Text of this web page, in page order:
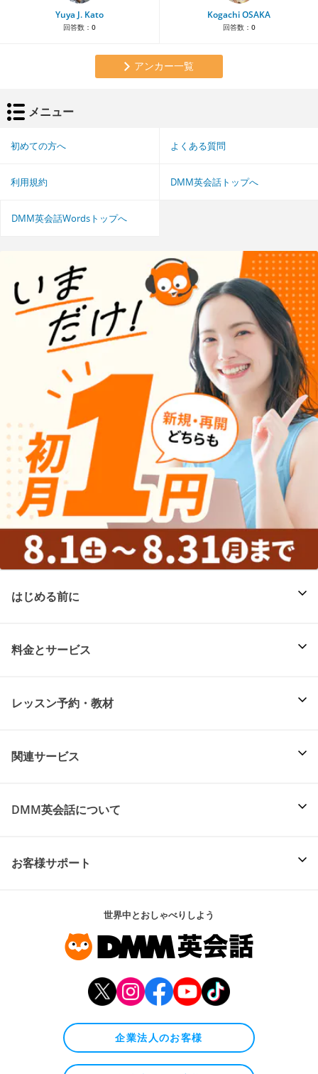
Yuya J. Kato
回答数： 0
Kogachi OSAKA
回答数： 0
アンカー一覧
メニュー
初めての方へ よくある質問
利用規約 DMM英会話トップへ
DMM英会話Wordsトップへ
はじめる前に
料金とサービス
レッスン予約・教材
関連サービス
DMM英会話について
お客様サポート
世界中とおしゃべりしよう
企業法人のお客様